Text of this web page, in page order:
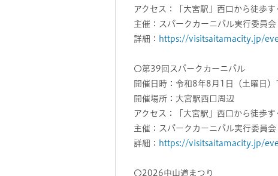
アクセス：「大宮駅」西口から徒歩す
主催：スパークカーニバル実行委員会
詳細： https://visitsaitamacity.jp/
〇第39回スパークカーニバル
開催日時：令和8年8月1日（土曜日
開催場所：大宮駅西口周辺
アクセス：「大宮駅」西口から徒歩す
主催：スパークカーニバル実行委員会
詳細： https://visitsaitamacity.jp/
〇2026中山道まつり